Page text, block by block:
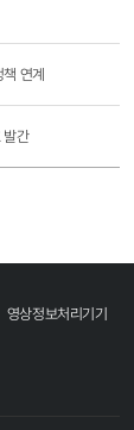
연계
발간
영상정보처리기기